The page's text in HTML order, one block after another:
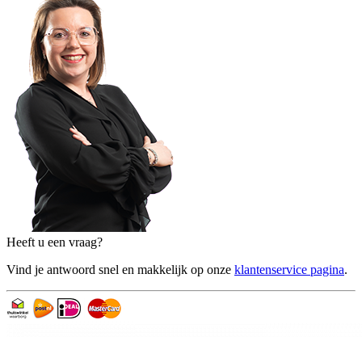
Heeft u een vraag?
Vind je antwoord snel en makkelijk op onze klantenservice pagina.